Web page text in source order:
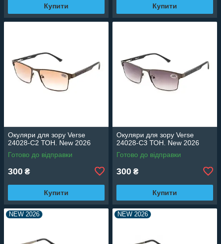
Купити Купити
Окуляри для зору Verse
24028-C2 ТОН. New 2026
Готово до відправки
300 ₴
Купити
Окуляри для зору Verse
24028-C3 ТОН. New 2026
Готово до відправки
300 ₴
Купити
NEW 2026 NEW 2026